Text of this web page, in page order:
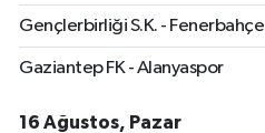
Gençlerbirliği S.K. - Fenerbahçe
Gaziantep FK - Alanyaspor
16 Ağustos, Pazar